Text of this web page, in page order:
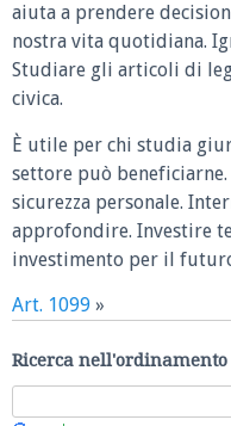
aiuta a prendere
nostra vita quotidiana.
Studiare gli articoli di
civica.
È utile per chi studia
settore può
sicurezza personale.
approfondire. Investire
investimento per il
Art. 1099 »
Ricerca